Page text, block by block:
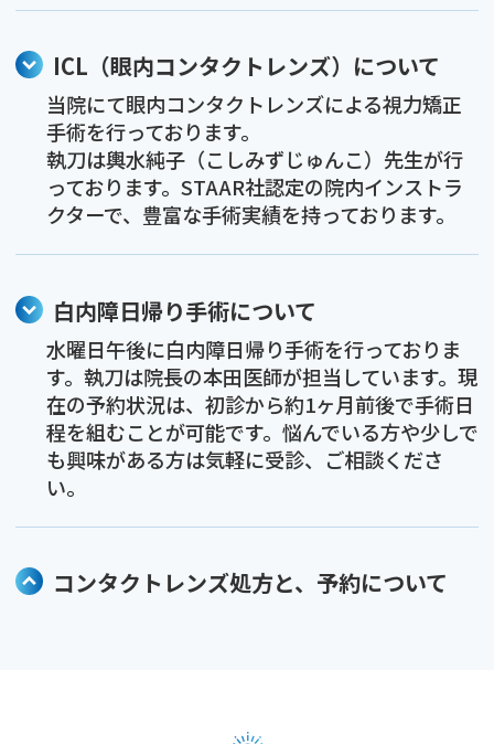
ICL（眼内コンタクトレンズ）について
当院にて眼内コンタクトレンズによる視力矯正
手術を行っております。
執刀は輿水純子（こしみずじゅんこ）先生が行
っております。STAAR社認定の院内インストラ
クターで、豊富な手術実績を持っております。
白内障日帰り手術について
水曜日午後に白内障日帰り手術を行っておりま
す。執刀は院長の本田医師が担当しています。現
在の予約状況は、初診から約1ヶ月前後で手術日
程を組むことが可能です。悩んでいる方や少しで
も興味がある方は気軽に受診、ご相談くださ
い。
コンタクトレンズ処方と、予約について